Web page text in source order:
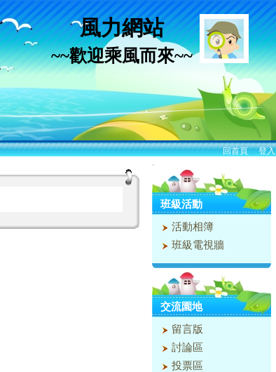
風力網站
~~歡迎乘風而來~~
回首頁、登入
:::
班級活動
活動相簿
班級電視牆
交流園地
留言版
討論區
投票區